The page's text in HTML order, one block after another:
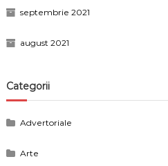
septembrie 2021
august 2021
Categorii
Advertoriale
Arte